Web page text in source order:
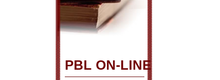
PBL ON-LINE